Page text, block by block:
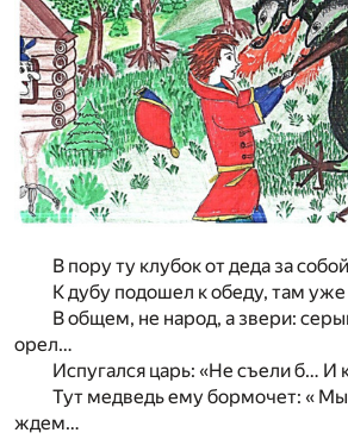
В пору ту клубок от деда за
К дубу подошел к обеду, там уже
В общем, не народ, а звери:
орел…
Испугался царь: «Не съели б… И
Тут медведь ему бормочет: «
ждем…